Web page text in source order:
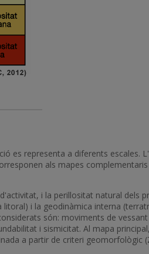
es representa a diferents
als mapes
i la perillositat natural dels
i la geodinàmica interna
són: moviments de
i sismicitat. Al mapa
a partir de criteri geomorfològic